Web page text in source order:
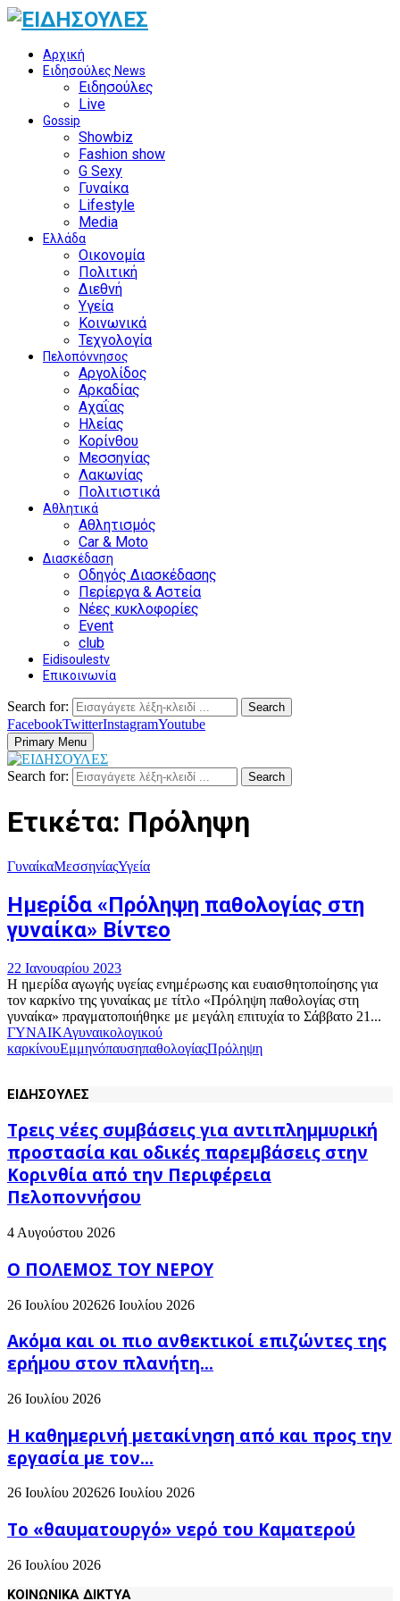
Αρχική
Ειδησούλες News
Ειδησούλες
Live
Gossip
Showbiz
Fashion show
G Sexy
Γυναίκα
Lifestyle
Media
Ελλάδα
Οικονομία
Πολιτική
Διεθνή
Υγεία
Κοινωνικά
Τεχνολογία
Πελοπόννησος
Αργολίδος
Αρκαδίας
Αχαΐας
Ηλείας
Κορίνθου
Μεσσηνίας
Λακωνίας
Πολιτιστικά
Αθλητικά
Αθλητισμός
Car & Moto
Διασκέδαση
Οδηγός Διασκέδασης
Περίεργα & Αστεία
Νέες κυκλοφορίες
Event
club
Eidisoulestv
Επικοινωνία
Search for: Search
FacebookTwitterInstagramYoutube
Primary Menu
Search for: Search
Ετικέτα: Πρόληψη
ΓυναίκαΜεσσηνίαςΥγεία
Ημερίδα «Πρόληψη παθολογίας στη
γυναίκα» Βίντεο
22 Ιανουαρίου 2023
Η ημερίδα αγωγής υγείας ενημέρωσης και ευαισθητοποίησης για
τον καρκίνο της γυναίκας με τίτλο «Πρόληψη παθολογίας στη
γυναίκα» πραγματοποιήθηκε με μεγάλη επιτυχία το Σάββατο 21...
ΓΥΝΑΙΚΑγυναικολογικού
καρκίνουΕμμηνόπαυσηπαθολογίαςΠρόληψη
ΕΙΔΗΣΟΥΛΕΣ
Τρεις νέες συμβάσεις για αντιπλημμυρική
προστασία και οδικές παρεμβάσεις στην
Κορινθία από την Περιφέρεια
Πελοποννήσου
4 Αυγούστου 2026
Ο ΠΟΛΕΜΟΣ ΤΟΥ ΝΕΡΟΥ
26 Ιουλίου 202626 Ιουλίου 2026
Ακόμα και οι πιο ανθεκτικοί επιζώντες της
ερήμου στον πλανήτη...
26 Ιουλίου 2026
H καθημερινή μετακίνηση από και προς την
εργασία με τον...
26 Ιουλίου 202626 Ιουλίου 2026
Το «θαυματουργό» νερό του Καματερού
26 Ιουλίου 2026
ΚΟΙΝΩΝΙΚΑ ΔΙΚΤΥΑ